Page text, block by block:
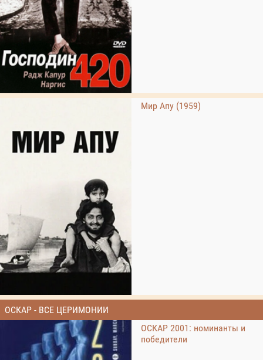
Мир Апу (1959)
ОСКАР - ВСЕ ЦЕРИМОНИИ
ОСКАР 2001: номинанты и
победители